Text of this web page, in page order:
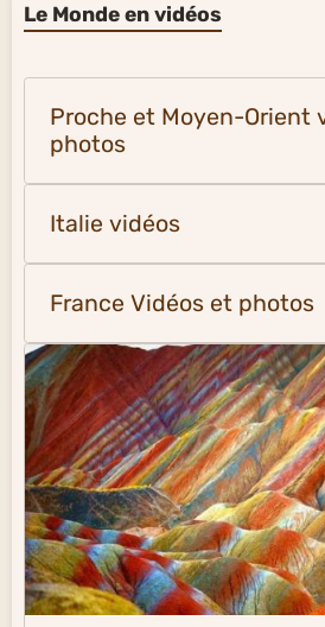
Le Monde en vidéos
Proche et Moyen-Orient
photos
Italie vidéos
France Vidéos et photos